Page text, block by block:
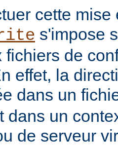
cette
s'impose
fichiers de
effet, la
dans un
dans un
de serveur